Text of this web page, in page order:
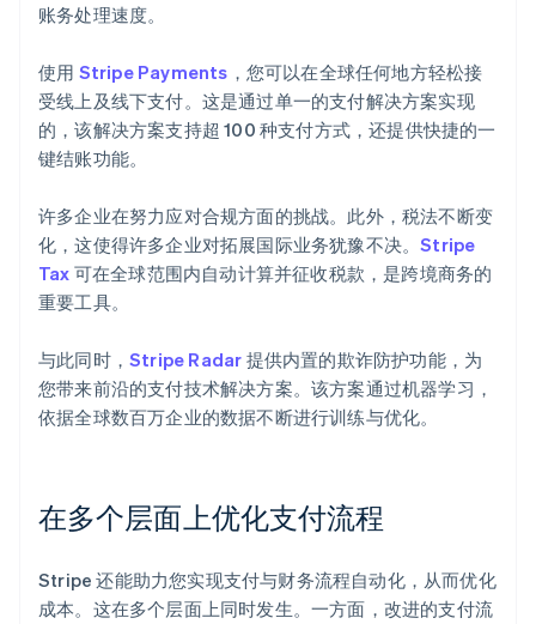
账务处理速度。
使用 Stripe Payments ，您可以在全球任何地方轻松接
受线上及线下支付。这是通过单一的支付解决方案实现
的，该解决方案支持超 100 种支付方式，还提供快捷的一
键结账功能。
许多企业在努力应对合规方面的挑战。此外，税法不断变
化，这使得许多企业对拓展国际业务犹豫不决。Stripe
Tax 可在全球范围内自动计算并征收税款，是跨境商务的
重要工具。
与此同时， Stripe Radar 提供内置的欺诈防护功能，为
您带来前沿的支付技术解决方案。该方案通过机器学习，
依据全球数百万企业的数据不断进行训练与优化。
在多个层面上优化支付流程
Stripe 还能助力您实现支付与财务流程自动化，从而优化
成本。这在多个层面上同时发生。一方面，改进的支付流